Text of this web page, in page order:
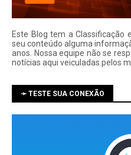
Este Blog tem a Classificação
seu conteúdo alguma
anos. Nossa equipe não se
notí­cias aqui veiculadas pelos
➛ TESTE SUA CONEXÃO